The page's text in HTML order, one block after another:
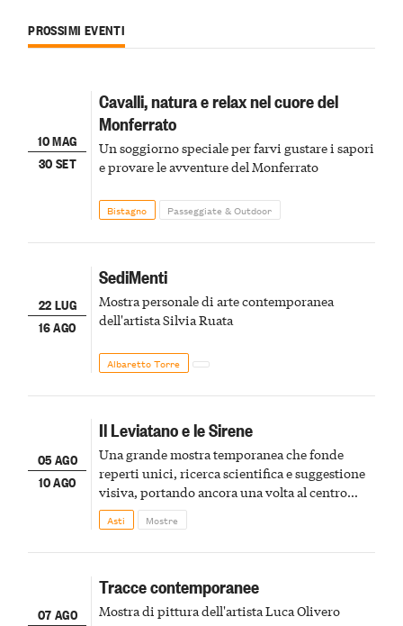
PROSSIMI EVENTI
10 MAG
30 SET
Cavalli, natura e relax nel cuore del
Monferrato
Un soggiorno speciale per farvi gustare i sapori
e provare le avventure del Monferrato
Bistagno Passeggiate & Outdoor
22 LUG
16 AGO
SediMenti
Mostra personale di arte contemporanea
dell'artista Silvia Ruata
Albaretto Torre
05 AGO
10 AGO
Il Leviatano e le Sirene
Una grande mostra temporanea che fonde
reperti unici, ricerca scientifica e suggestione
visiva, portando ancora una volta al centro
della scena le meraviglie del passato astigiano
Asti Mostre
07 AGO
Tracce contemporanee
Mostra di pittura dell'artista Luca Olivero